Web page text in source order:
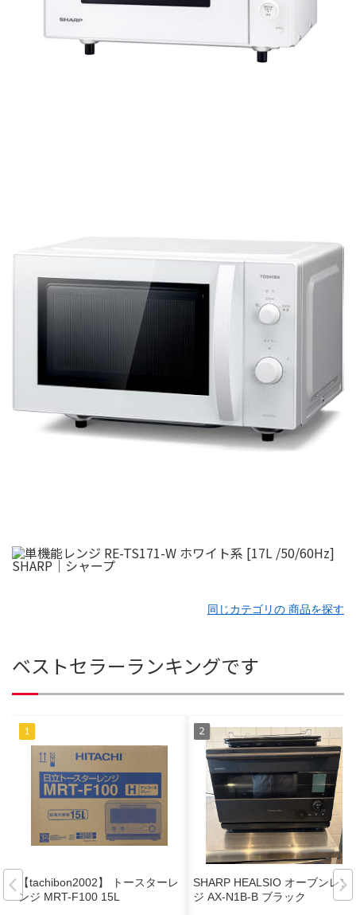
同じカテゴリの 商品を探す
ベストセラーランキングです
【tachibon2002】 トースターレ
ンジ MRT-F100 15L
SHARP HEALSIO オーブンレン
ジ AX-N1B-B ブラック